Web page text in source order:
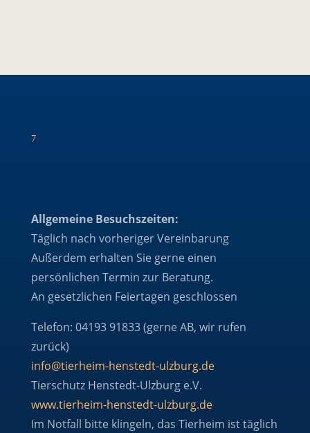
7
Allgemeine Besuchszeiten:
Täglich nach vorheriger Vereinbarung
Außerdem erhalten Sie gerne einen
persönlichen Termin zur Beratung.
An gesetzlichen Feiertagen geschlossen
Telefon: 04193 91833 (gerne AB, wir rufen
zurück)
info@tierheim-henstedt-ulzburg.de
Tierschutz Henstedt-Ulzburg e.V.
www.tierheim-henstedt-ulzburg.de
Im Notfall bitte klingeln, das Tierheim ist täglich